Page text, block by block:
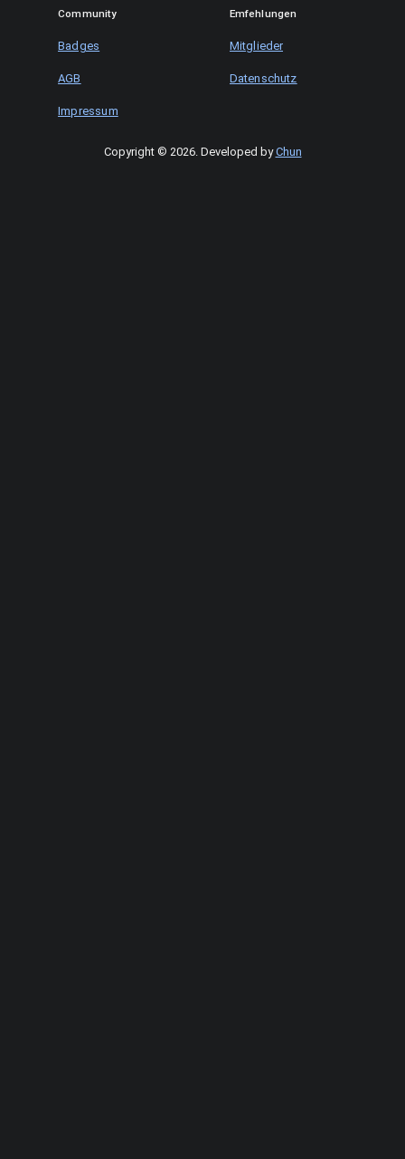
Community Emfehlungen
Badges Mitglieder
AGB Datenschutz
Impressum
Copyright © 2026. Developed byChun